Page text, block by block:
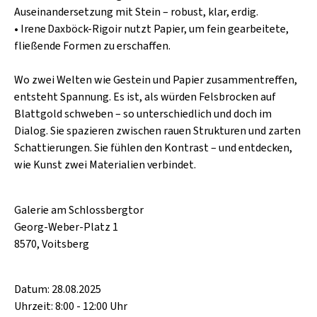
CAFÉ WOLF
POSTGARAGE
KUNSTGARTEN
KRISTALLWERK
GOLD & PECH THEATER
HARD & HEAVY
VOLKSMUSIK
KULTURLAND STEIERMARK
Auseinandersetzung mit Stein – robust, klar, erdig.
• Irene Daxböck‑Rigoir nutzt Papier, um fein gearbeitete,
fließende Formen zu erschaffen.
Wo zwei Welten wie Gestein und Papier zusammentreffen,
entsteht Spannung. Es ist, als würden Felsbrocken auf
Blattgold schweben – so unterschiedlich und doch im
Dialog. Sie spazieren zwischen rauen Strukturen und zarten
Schattierungen. Sie fühlen den Kontrast – und entdecken,
wie Kunst zwei Materialien verbindet.
Galerie am Schlossbergtor
Georg-Weber-Platz 1
8570, Voitsberg
Datum: 28.08.2025
Uhrzeit: 8:00 - 12:00 Uhr